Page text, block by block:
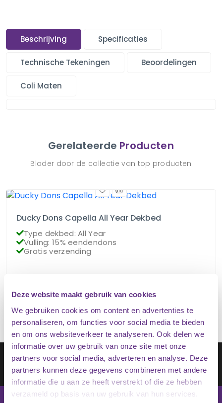
Deze website maakt gebruik van cookies
We gebruiken cookies om content en advertenties te
personaliseren, om functies voor social media te bieden
en om ons websiteverkeer te analyseren. Ook delen we
informatie over uw gebruik van onze site met onze
partners voor social media, adverteren en analyse. Deze
partners kunnen deze gegevens combineren met andere
informatie die u aan ze heeft verstrekt of die ze hebben
verzameld op basis van uw gebruik van hun services.
Beschrijving Specificaties
Technische Tekeningen Beoordelingen
Coli Maten
Gerelateerde Producten
Blader door de collectie van top producten
Ducky Dons Capella All Year Dekbed
Type dekbed: All Year
Vulling: 15% eendendons
Gratis verzending
Schrijf je in op onze nieuwsbrief
Inschrijven